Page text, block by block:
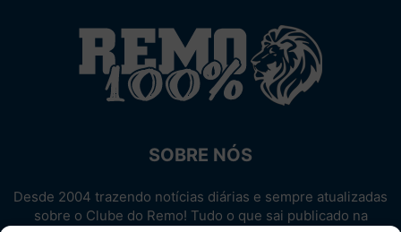
SOBRE NÓS
Desde 2004 trazendo notícias diárias e sempre atualizadas
sobre o Clube do Remo! Tudo o que sai publicado na